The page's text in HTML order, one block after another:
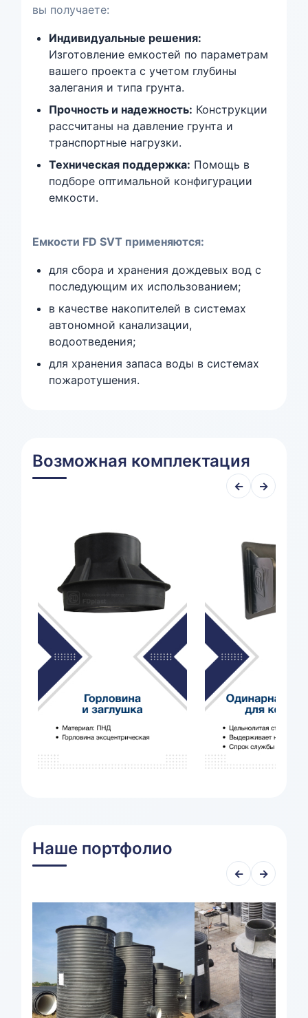
вы получаете:
Индивидуальные решения:
Изготовление емкостей по параметрам
вашего проекта с учетом глубины
залегания и типа грунта.
Прочность и надежность: Конструкции
рассчитаны на давление грунта и
транспортные нагрузки.
Техническая поддержка: Помощь в
подборе оптимальной конфигурации
емкости.
Емкости FD SVT применяются:
для сбора и хранения дождевых вод с
последующим их использованием;
в качестве накопителей в системах
автономной канализации,
водоотведения;
для хранения запаса воды в системах
пожаротушения.
Возможная комплектация
← →
Наше портфолио
← →